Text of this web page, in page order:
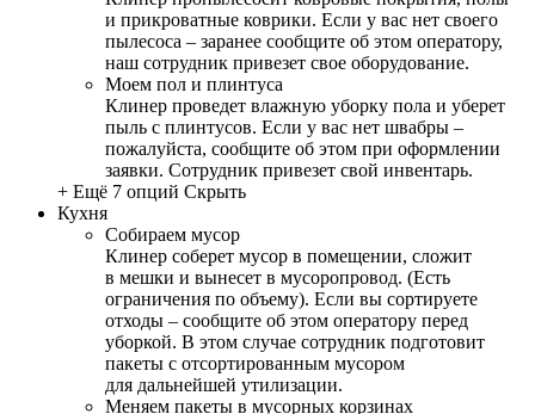
и прикроватные коврики. Если у вас нет своего
пылесоса – заранее сообщите об этом оператору,
наш сотрудник привезет свое оборудование.
Моем пол и плинтуса
Клинер проведет влажную уборку пола и уберет
пыль с плинтусов. Если у вас нет швабры –
пожалуйста, сообщите об этом при оформлении
заявки. Сотрудник привезет свой инвентарь.
+ Ещё 7 опций Скрыть
Кухня
Собираем мусор
Клинер соберет мусор в помещении, сложит
в мешки и вынесет в мусоропровод. (Есть
ограничения по объему). Если вы сортируете
отходы – сообщите об этом оператору перед
уборкой. В этом случае сотрудник подготовит
пакеты с отсортированным мусором
для дальнейшей утилизации.
Меняем пакеты в мусорных корзинах